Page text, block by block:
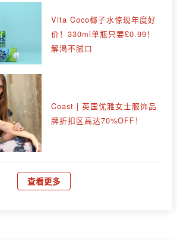
Vita Coco椰子水惊现年度好
价！330ml单瓶只要£0.99！
解渴不腻口
Coast | 英国优雅女士服饰品
牌折扣区高达70%OFF！
查看更多